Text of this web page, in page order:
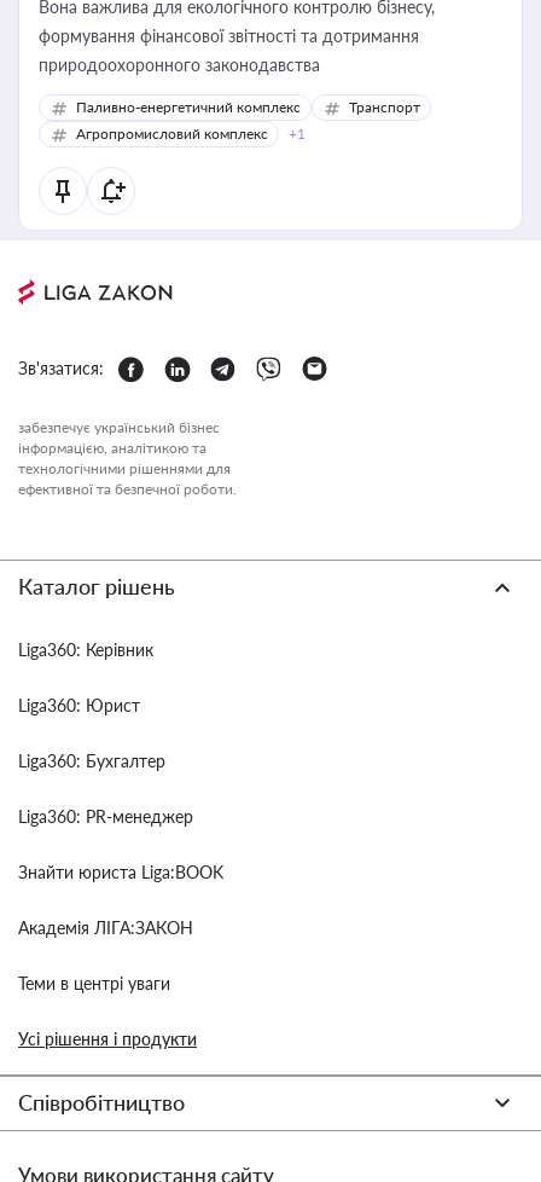
Вона важлива для екологічного контролю бізнесу,
формування фінансової звітності та дотримання
природоохоронного законодавства
Паливно-енергетичний комплекс
Транспорт
Агропромисловий комплекс
+1
Зв'язатися:
забезпечує український бізнес
інформацією, аналітикою та
технологічними рішеннями для
ефективної та безпечної роботи.
Каталог рішень
Liga360: Керівник
Liga360: Юрист
Liga360: Бухгалтер
Liga360: PR-менеджер
Знайти юриста Liga:BOOK
Академія ЛІГА:ЗАКОН
Теми в центрі уваги
Усі рішення і продукти
Співробітництво
Умови використання сайту